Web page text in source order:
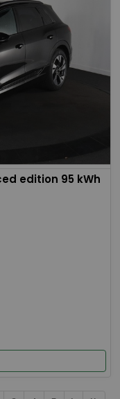
edition 95 kWh